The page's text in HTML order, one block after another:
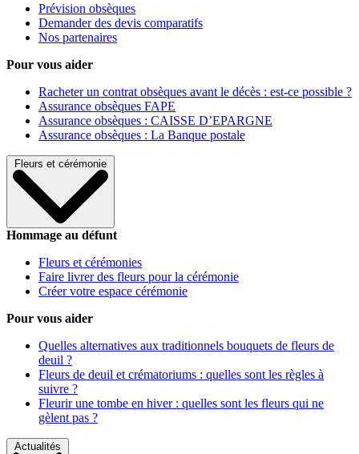
Prévision obsèques
Demander des devis comparatifs
Nos partenaires
Pour vous aider
Racheter un contrat obsèques avant le décès : est-ce possible ?
Assurance obsèques FAPE
Assurance obsèques : CAISSE D’EPARGNE
Assurance obsèques : La Banque postale
Fleurs et cérémonie
Hommage au défunt
Fleurs et cérémonies
Faire livrer des fleurs pour la cérémonie
Créer votre espace cérémonie
Pour vous aider
Quelles alternatives aux traditionnels bouquets de fleurs de
deuil ?
Fleurs de deuil et crématoriums : quelles sont les règles à
suivre ?
Fleurir une tombe en hiver : quelles sont les fleurs qui ne
gèlent pas ?
Actualités